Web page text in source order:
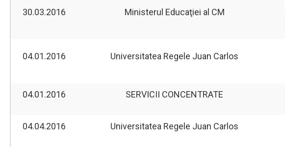
30.03.2016 Ministerul Educaţiei al CM
04.01.2016 Universitatea Regele Juan Carlos
04.01.2016 SERVICII CONCENTRATE
04.04.2016 Universitatea Regele Juan Carlos